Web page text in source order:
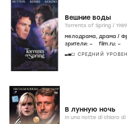
Вешние воды
Torrents of Spring / 1989
мелодрама, драма /
зрители: – film.ru: –
СРЕДНИЙ
В лунную ночь